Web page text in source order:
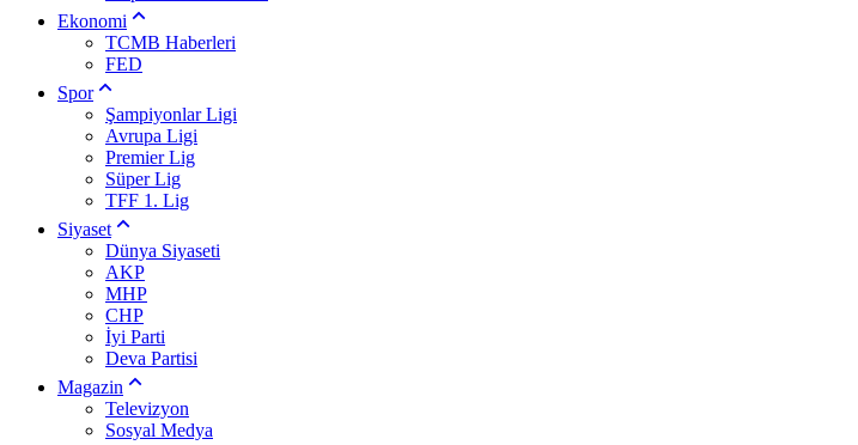
Ekonomi
TCMB Haberleri
FED
Spor
Şampiyonlar Ligi
Avrupa Ligi
Premier Lig
Süper Lig
TFF 1. Lig
Siyaset
Dünya Siyaseti
AKP
MHP
CHP
İyi Parti
Deva Partisi
Magazin
Televizyon
Sosyal Medya